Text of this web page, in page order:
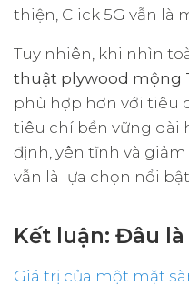
thiện, Click 5G vẫn là
Tuy nhiên, khi nhìn
thuật plywood mộng
phù hợp hơn với tiêu
tiêu chí bền vững dài
định, yên tĩnh và giảm
vẫn là lựa chọn nổi
Kết luận: Đâu
Giá trị của một mặt